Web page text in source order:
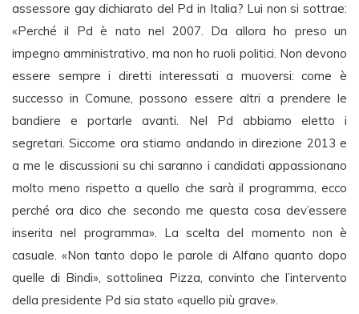
assessore gay dichiarato del Pd in Italia? Lui non si sottrae:
«Perché il Pd è nato nel 2007. Da allora ho preso un
impegno amministrativo, ma non ho ruoli politici. Non devono
essere sempre i diretti interessati a muoversi: come è
successo in Comune, possono essere altri a prendere le
bandiere e portarle avanti. Nel Pd abbiamo eletto i
segretari. Siccome ora stiamo andando in direzione 2013 e
a me le discussioni su chi saranno i candidati appassionano
molto meno rispetto a quello che sarà il programma, ecco
perché ora dico che secondo me questa cosa dev’essere
inserita nel programma». La scelta del momento non è
casuale. «Non tanto dopo le parole di Alfano quanto dopo
quelle di Bindi», sottolinea Pizza, convinto che l’intervento
della presidente Pd sia stato «quello più grave».